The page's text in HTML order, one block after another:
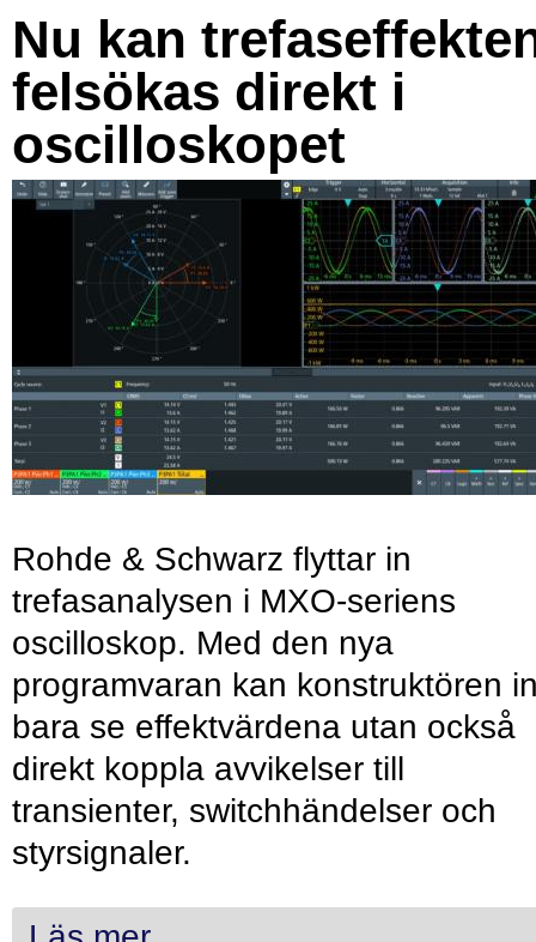
Nu kan
felsökas direkt i
oscilloskopet
Rohde & Schwarz flyttar in
trefasanalysen i MXO-seriens
oscilloskop. Med den nya
programvaran kan konstruktören
bara se effektvärdena utan också
direkt koppla avvikelser till
transienter, switchhändelser och
styrsignaler.